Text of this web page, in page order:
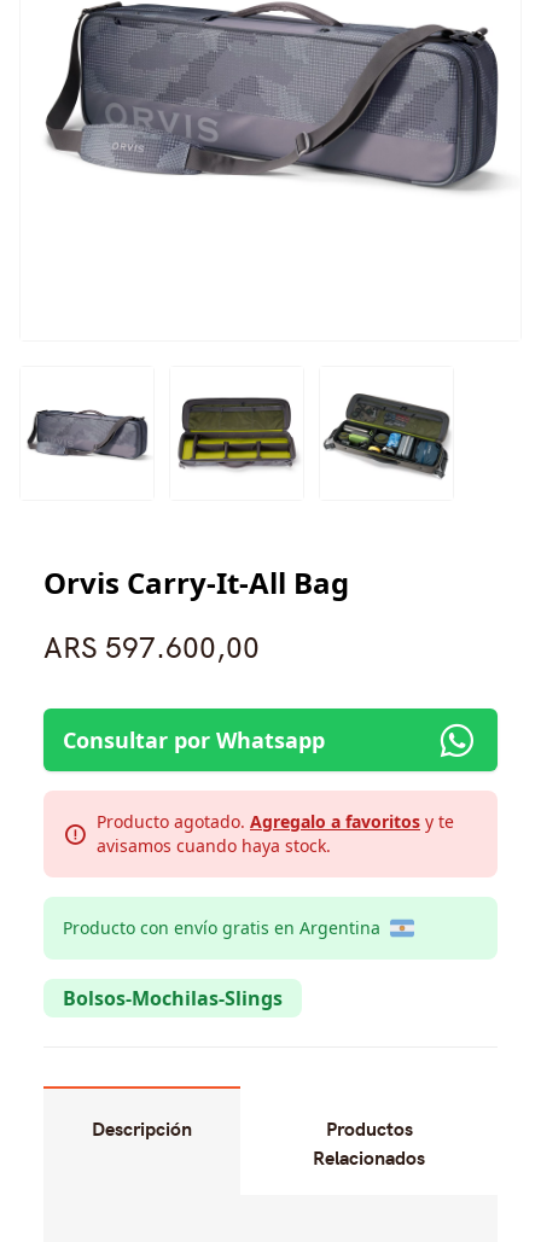
INICIAR SESIÓN
Registrarse
Orvis Carry-It-All Bag
ARS 597.600,00
Consultar por Whatsapp
Producto agotado. Agregalo a favoritos y te
avisamos cuando haya stock.
Producto con envío gratis en Argentina
Bolsos-Mochilas-Slings
Descripción
Productos
Relacionados